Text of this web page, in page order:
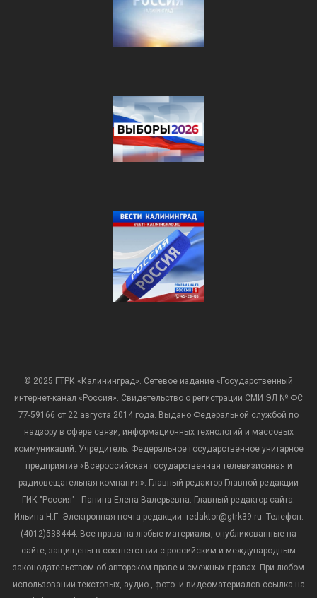
© 2025 ГТРК «Калининград». Сетевое издание «Государственный
интернет-канал «Россия». Свидетельство о регистрации СМИ ЭЛ № ФС
77-59166 от 22 августа 2014 года. Выдано Федеральной службой по
надзору в сфере связи, информационных технологий и массовых
коммуникаций. Учредитель: Федеральное государственное унитарное
предприятие «Всероссийская государственная телевизионная и
радиовещательная компания». Главный редактор Главной редакции
ГИК "Россия" - Панина Елена Валерьевна. Главный редактор сайта:
Ильина Н.Г. Электронная почта редакции: redaktor@gtrk39.ru. Телефон:
(4012)538444. Все права на любые материалы, опубликованные на
сайте, защищены в соответствии с российским и международным
законодательством об авторском праве и смежных правах. При любом
использовании текстовых, аудио-, фото- и видеоматериалов ссылка на